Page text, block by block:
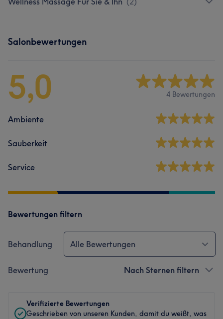
Salonbewertungen
5,0 4 Bewertungen
Ambiente
Sauberkeit
Service
Bewertungen filtern
Behandlung Alle Bewertungen
Bewertung Nach Sternen filtern
Verifizierte Bewertungen
Geschrieben von unseren Kunden, damit du weißt, was